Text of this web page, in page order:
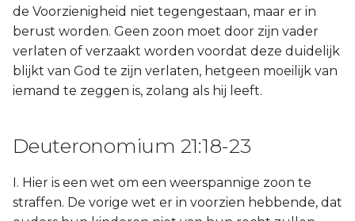
de Voorzienigheid niet tegengestaan, maar er in
berust worden. Geen zoon moet door zijn vader
verlaten of verzaakt worden voordat deze duidelijk
blijkt van God te zijn verlaten, hetgeen moeilijk van
iemand te zeggen is, zolang als hij leeft.
Deuteronomium 21:18-23
I. Hier is een wet om een weerspannige zoon te
straffen. De vorige wet er in voorzien hebbende, dat